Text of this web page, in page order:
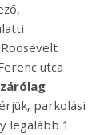
utca
parkolási
legalább 1